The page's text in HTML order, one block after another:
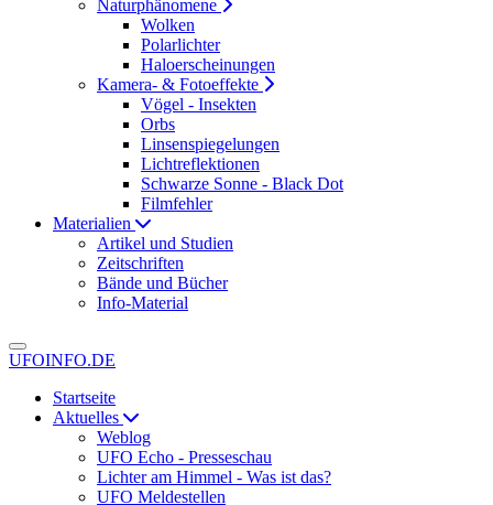
Naturphänomene
Wolken
Polarlichter
Haloerscheinungen
Kamera- & Fotoeffekte
Vögel - Insekten
Orbs
Linsenspiegelungen
Lichtreflektionen
Schwarze Sonne - Black Dot
Filmfehler
Materialien
Artikel und Studien
Zeitschriften
Bände und Bücher
Info-Material
UFOINFO.DE
Startseite
Aktuelles
Weblog
UFO Echo - Presseschau
Lichter am Himmel - Was ist das?
UFO Meldestellen